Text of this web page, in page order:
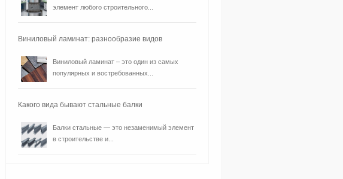
элемент любого строительного...
Виниловый ламинат: разнообразие видов
Виниловый ламинат – это один из самых
популярных и востребованных...
Какого вида бывают стальные балки
Балки стальные — это незаменимый элемент
в строительстве и...